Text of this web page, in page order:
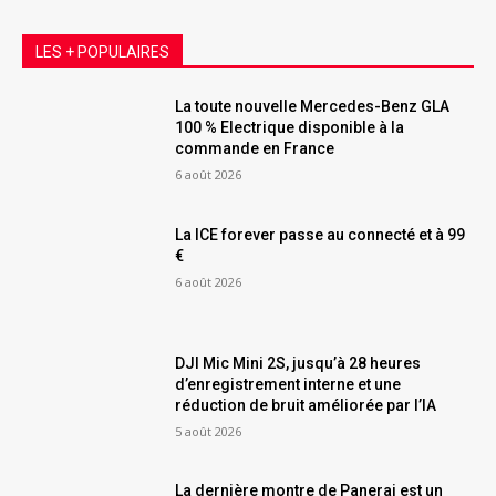
LES + POPULAIRES
La toute nouvelle Mercedes-Benz GLA
100 % Electrique disponible à la
commande en France
6 août 2026
La ICE forever passe au connecté et à 99
€
6 août 2026
DJI Mic Mini 2S, jusqu’à 28 heures
d’enregistrement interne et une
réduction de bruit améliorée par l’IA
5 août 2026
La dernière montre de Panerai est un